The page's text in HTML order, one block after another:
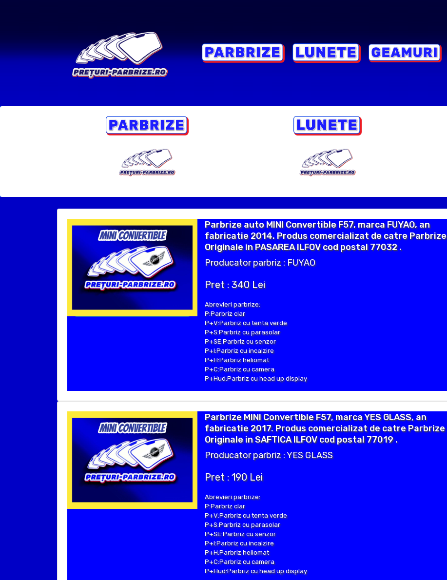
Parbrize auto MINI Convertible F57, marca FUYAO, an
fabricatie 2014. Produs comercializat de catre Parbrize
Originale in PASAREA ILFOV cod postal 77032 .
Producator parbriz : FUYAO
Pret : 340 Lei
Abrevieri parbrize:
P:Parbriz clar
P+V:Parbriz cu tenta verde
P+S:Parbriz cu parasolar
P+SE:Parbriz cu senzor
P+I:Parbriz cu incalzire
P+H:Parbriz heliomat
P+C:Parbriz cu camera
P+Hud:Parbriz cu head up display
Parbrize MINI Convertible F57, marca YES GLASS, an
fabricatie 2017. Produs comercializat de catre Parbrize
Originale in SAFTICA ILFOV cod postal 77019 .
Producator parbriz : YES GLASS
Pret : 190 Lei
Abrevieri parbrize:
P:Parbriz clar
P+V:Parbriz cu tenta verde
P+S:Parbriz cu parasolar
P+SE:Parbriz cu senzor
P+I:Parbriz cu incalzire
P+H:Parbriz heliomat
P+C:Parbriz cu camera
P+Hud:Parbriz cu head up display